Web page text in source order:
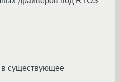
в существующее